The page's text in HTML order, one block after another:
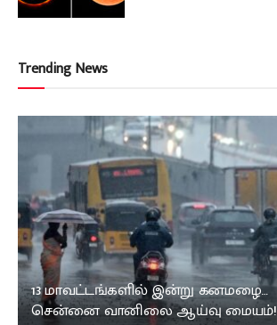
Trending News
13 மாவட்டங்களில் இன்று கனமழை…
சென்னை வானிலை ஆய்வு மையம்!